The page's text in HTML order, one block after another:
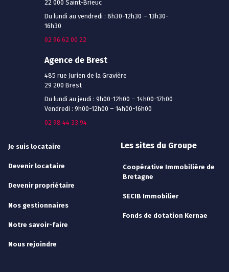
22 000 Saint-Brieuc
Du lundi au vendredi : 8h30-12h30 – 13h30-
16h30
02 96 62 00 22
Agence de Brest
485 rue Jurien de la Gravière
29 200 Brest
Du lundi au jeudi : 9h00-12h00 – 14h00-17h00
Vendredi : 9h00-12h00 – 14h00-16h00
02 98 44 33 94
Je suis locataire
Devenir locataire
Devenir propriétaire
Nos gestionnaires
Notre savoir-faire
Nous rejoindre
Les sites du Groupe
Coopérative Immobilière de
Bretagne
SECIB Immobilier
Fonds de dotation Kernae